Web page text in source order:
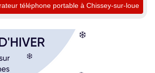
téléphone portable à Chissey-sur-loue